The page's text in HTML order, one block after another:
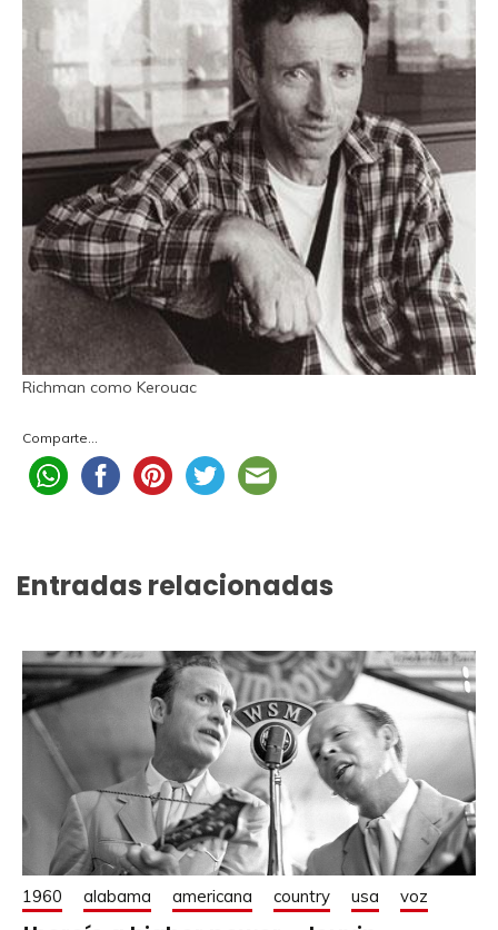
Richman como Kerouac
Comparte...
Entradas relacionadas
1960 alabama americana country usa voz